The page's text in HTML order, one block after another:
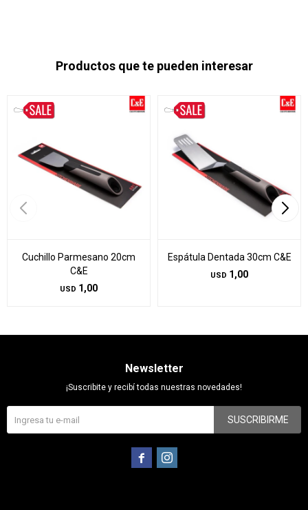
Productos que te pueden interesar
Cuchillo Parmesano 20cm
C&E
USD 1,00
Espátula Dentada 30cm C&E
USD 1,00
Newsletter
¡Suscribite y recibí todas nuestras novedades!
SUSCRIBIRME
 